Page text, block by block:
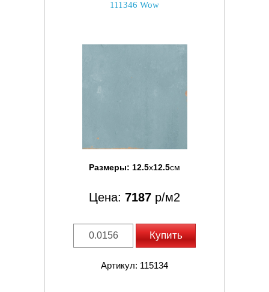
111346 Wow
Размеры: 12.5x12.5см
Цена: 7187 р/м2
Купить
Артикул: 115134